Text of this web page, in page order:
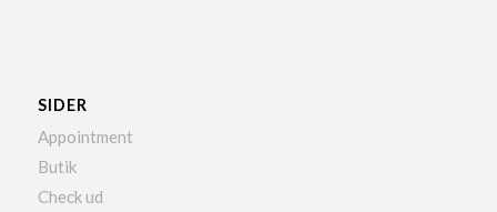
SIDER
Appointment
Butik
Check ud